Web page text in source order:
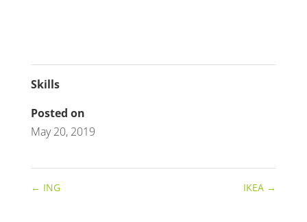
Skills
Posted on
May 20, 2019
← ING IKEA →